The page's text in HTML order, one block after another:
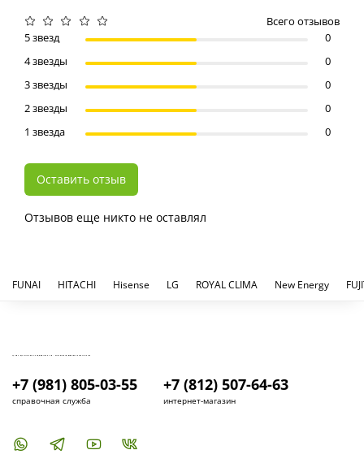
Отзывов еще никто не оставлял
Всего отзывов
5 звезд
0
4 звезды
0
3 звезды
0
2 звезды
0
1 звезда
0
Оставить отзыв
FUNAI HITACHI Hisense LG ROYAL CLIMA New Energy
+7 (981) 805-03-55
справочная служба
+7 (812) 507-64-63
интернет-магазин